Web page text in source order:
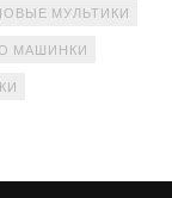
МУЛЬТИКИ
МАШИНКИ